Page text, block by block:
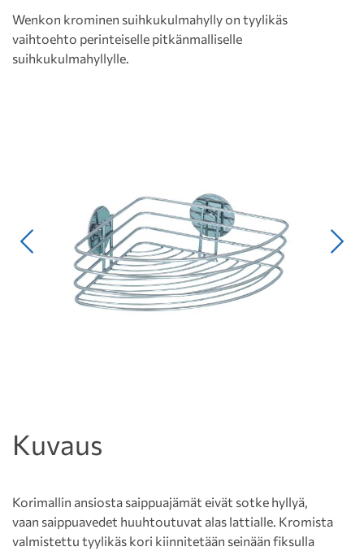
Wenkon krominen suihkukulmahylly on tyylikäs
vaihtoehto perinteiselle pitkänmalliselle
suihkukulmahyllylle.
Edellinen
Kuvaus
Korimallin ansiosta saippuajämät eivät sotke hyllyä,
vaan saippuavedet huuhtoutuvat alas lattialle. Kromista
valmistettu tyylikäs kori kiinnitetään seinään fiksulla